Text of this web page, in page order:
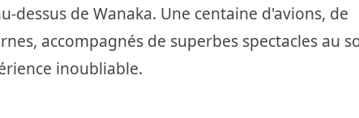
de Wanaka. Une centaine d'avions, de
accompagnés de superbes spectacles au
inoubliable.